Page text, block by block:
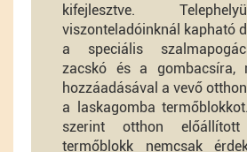
kifejlesztve.
viszonteladóinknál kapható
a speciális
zacskó és a gombacsíra,
hozzáadásával a vevő
a laskagomba
szerint otthon előállított
termőblokk nemcsak